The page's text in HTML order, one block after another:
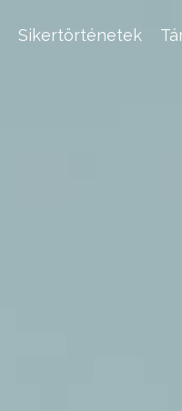
Sikertörténetek